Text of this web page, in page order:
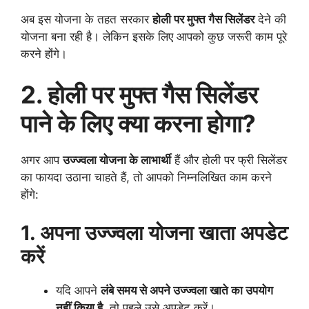
अब इस योजना के तहत सरकारहोली पर मुफ्त गैस सिलेंडरदेने की
योजना बना रही है। लेकिन इसके लिए आपको कुछ जरूरी काम पूरे
करने होंगे।
2. होली पर मुफ्त गैस सिलेंडर
पाने के लिए क्या करना होगा?
अगर आपउज्ज्वला योजना के लाभार्थीहैं और होली पर फ्री सिलेंडर
का फायदा उठाना चाहते हैं, तो आपको निम्नलिखित काम करने
होंगे:
1. अपना उज्ज्वला योजना खाता अपडेट
करें
यदि आपनेलंबे समय से अपने उज्ज्वला खाते का उपयोग